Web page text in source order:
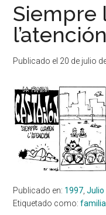
Siempre
l’atención
Publicado el 20 de julio
Publicado en: 1997 ,Julio
Etiquetado como: